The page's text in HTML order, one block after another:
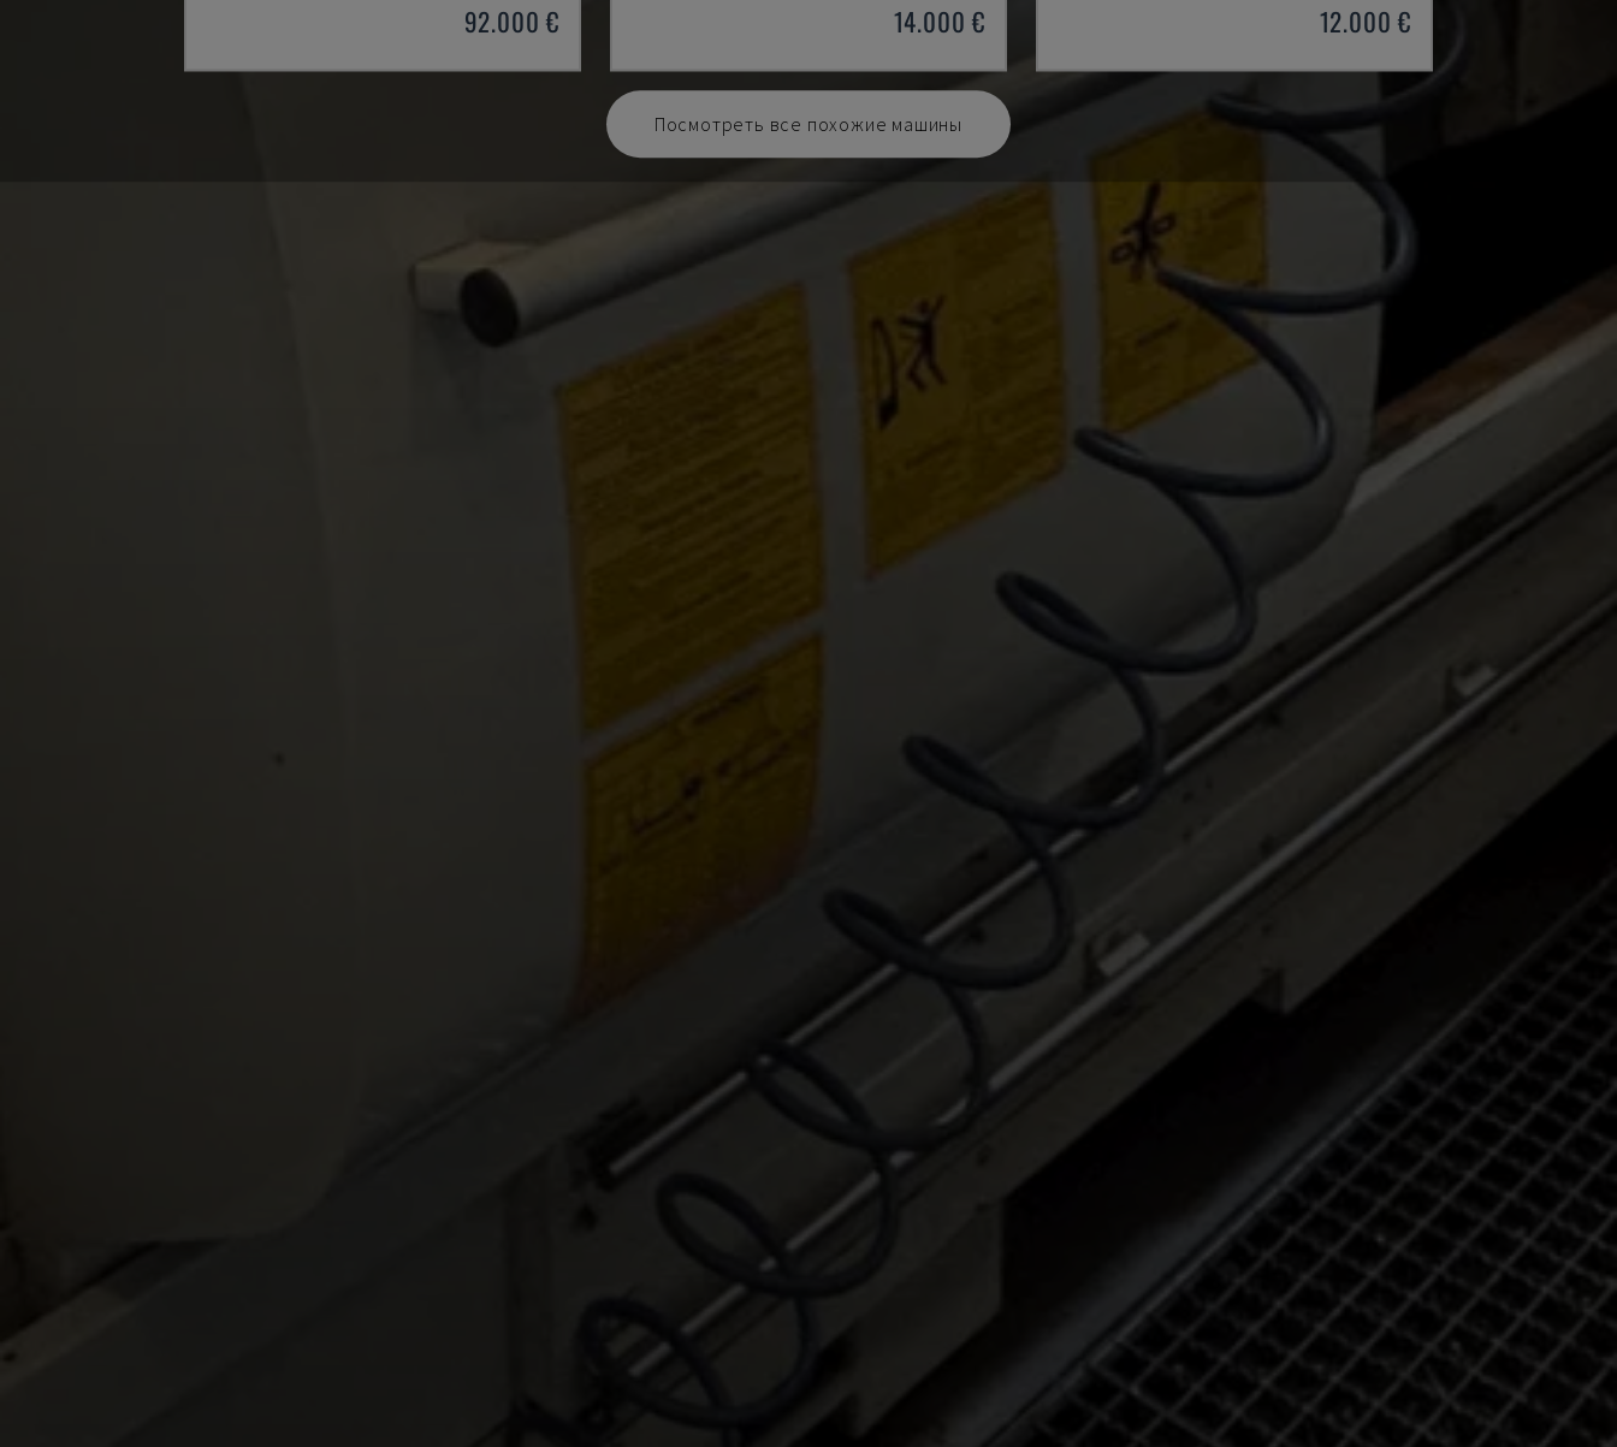
92.000 € 14.000 € 12.000 €
Посмотреть все похожие машины